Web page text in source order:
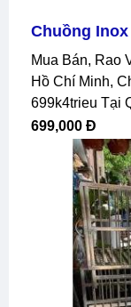
Chuồng
Mua Bán, Rao Vặt Đồ Dùng Cho Thú Cưng Quận 8
Hồ Chí Minh,
699k4trieu Tại
699,000 Đ